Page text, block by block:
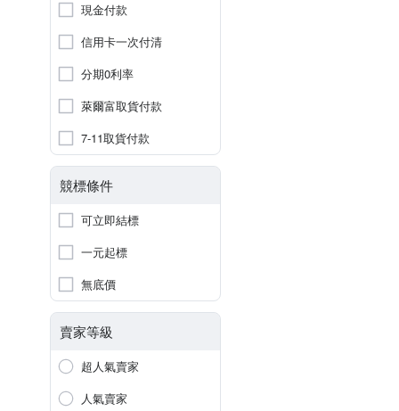
現金付款
信用卡一次付清
分期0利率
萊爾富取貨付款
7-11取貨付款
競標條件
可立即結標
一元起標
無底價
賣家等級
超人氣賣家
人氣賣家